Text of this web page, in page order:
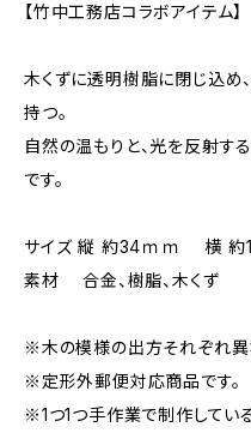
【竹中工務店コラボアイテム】
木くずに透明樹脂に閉じ込め
持つ。
自然の温もりと、光を反射す
です。
サイズ 縦 約34ｍｍ 横 約
素材 合金、樹脂、木くず
※木の模様の出方それぞれ異
※定形外郵便対応商品です。
※1つ1つ手作業で制作してい